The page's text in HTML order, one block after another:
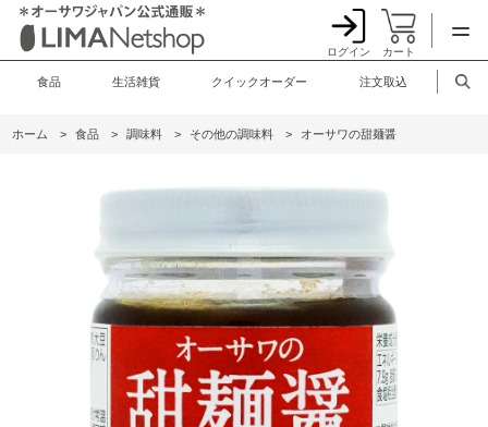
ログイン カート
食品 生活雑貨 クイックオーダー 注文取込
ホーム > 食品 > 調味料 > その他の調味料 > オーサワの甜麺醤